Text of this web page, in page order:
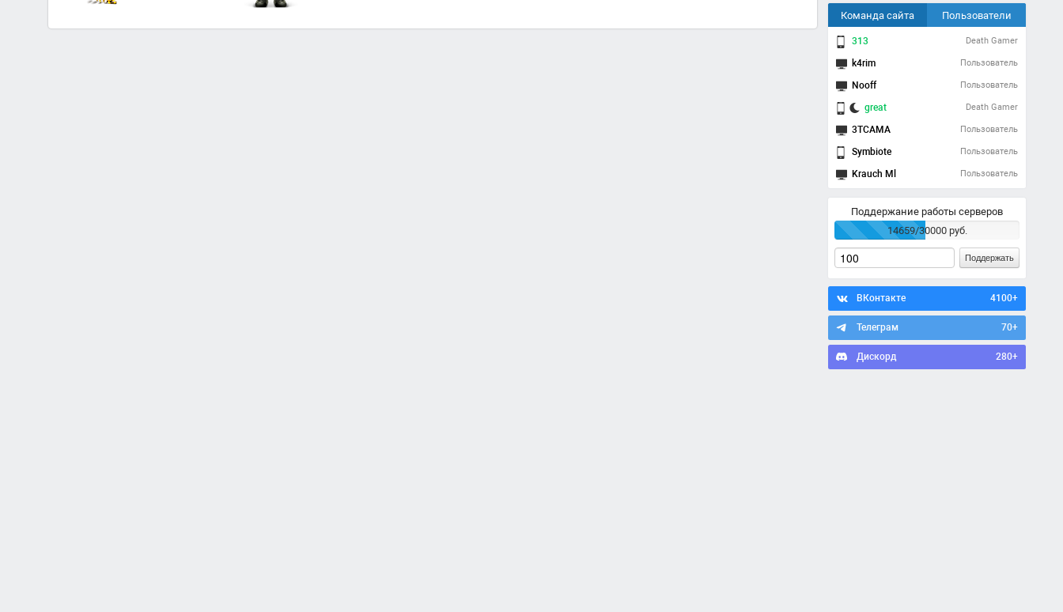
Команда сайта Пользователи
313 Death Gamer
k4rim Пользователь
Nooff Пользователь
great Death Gamer
3TCAMA Пользователь
Symbiote Пользователь
Krauch Ml Пользователь
Поддержание работы серверов
14659/30000 руб.
Поддержать
ВКонтакте 4100+
Телеграм 70+
Дискорд 280+